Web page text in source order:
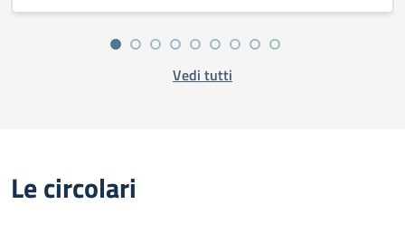
Vedi tutti
Le circolari